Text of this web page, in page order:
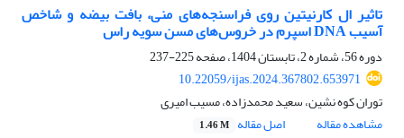
تاثیر ال کارنیتین روی فراسنجه‌های منی، بافت بیضه و شاخص
آسیب DNA اسپرم در خروس‌های مسن سویه راس
دوره 56، شماره 2، تابستان 1404، صفحه
225-237
10.22059/ijas.2024.367802.653971
توران کوه نشین، سعید محمدزاده، مسیب امیری
مشاهده مقاله
اصل مقاله 1.46 M